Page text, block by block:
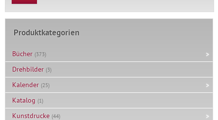
Produktkategorien
Bücher (373)
Drehbilder (3)
Kalender (25)
Katalog (1)
Kunstdrucke (44)